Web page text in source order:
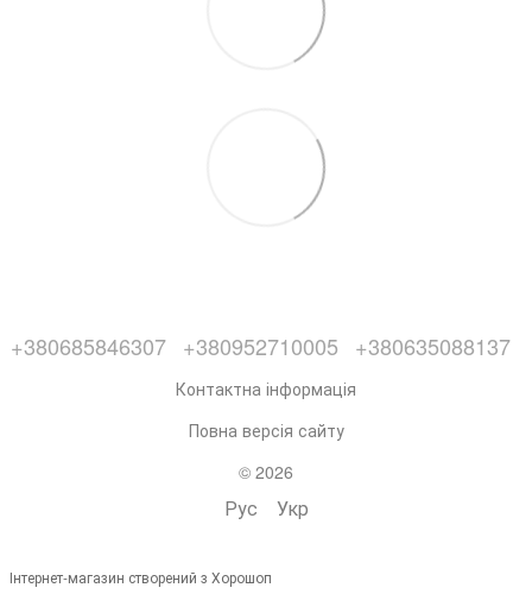
+380685846307 +380952710005 +380635088137
Контактна інформація
Повна версія сайту
© 2026
Рус Укр
Інтернет-магазин створений з Хорошоп